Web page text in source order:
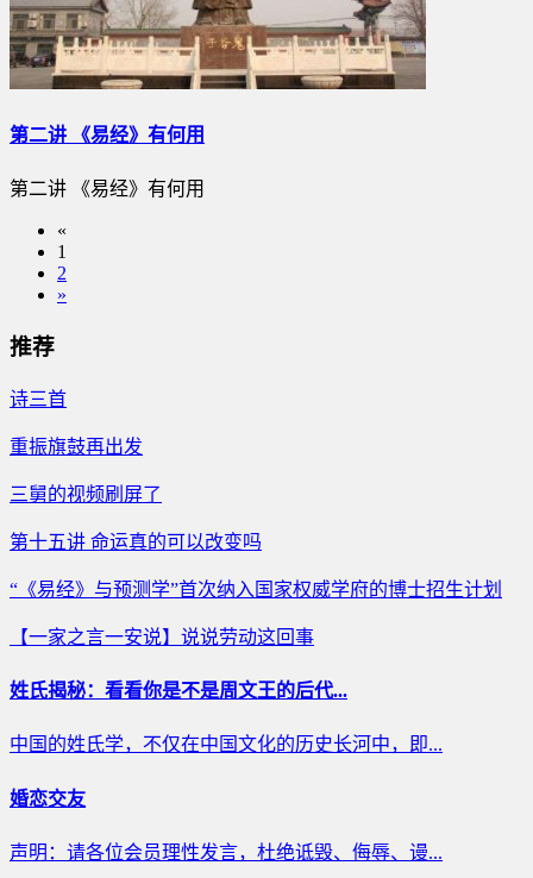
第二讲 《易经》有何用
第二讲 《易经》有何用
«
1
2
»
推荐
诗三首
重振旗鼓再出发
三舅的视频刷屏了
第十五讲 命运真的可以改变吗
“《易经》与预测学”首次纳入国家权威学府的博士招生计划
【一家之言一安说】说说劳动这回事
姓氏揭秘：看看你是不是周文王的后代...
中国的姓氏学，不仅在中国文化的历史长河中，即...
婚恋交友
声明：请各位会员理性发言，杜绝诋毁、侮辱、谩...